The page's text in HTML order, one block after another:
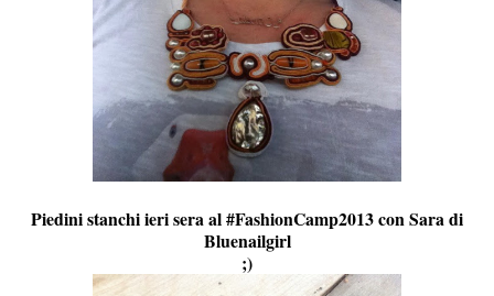
Piedini stanchi ieri sera al #FashionCamp2013 con Sara di
Bluenailgirl
;)